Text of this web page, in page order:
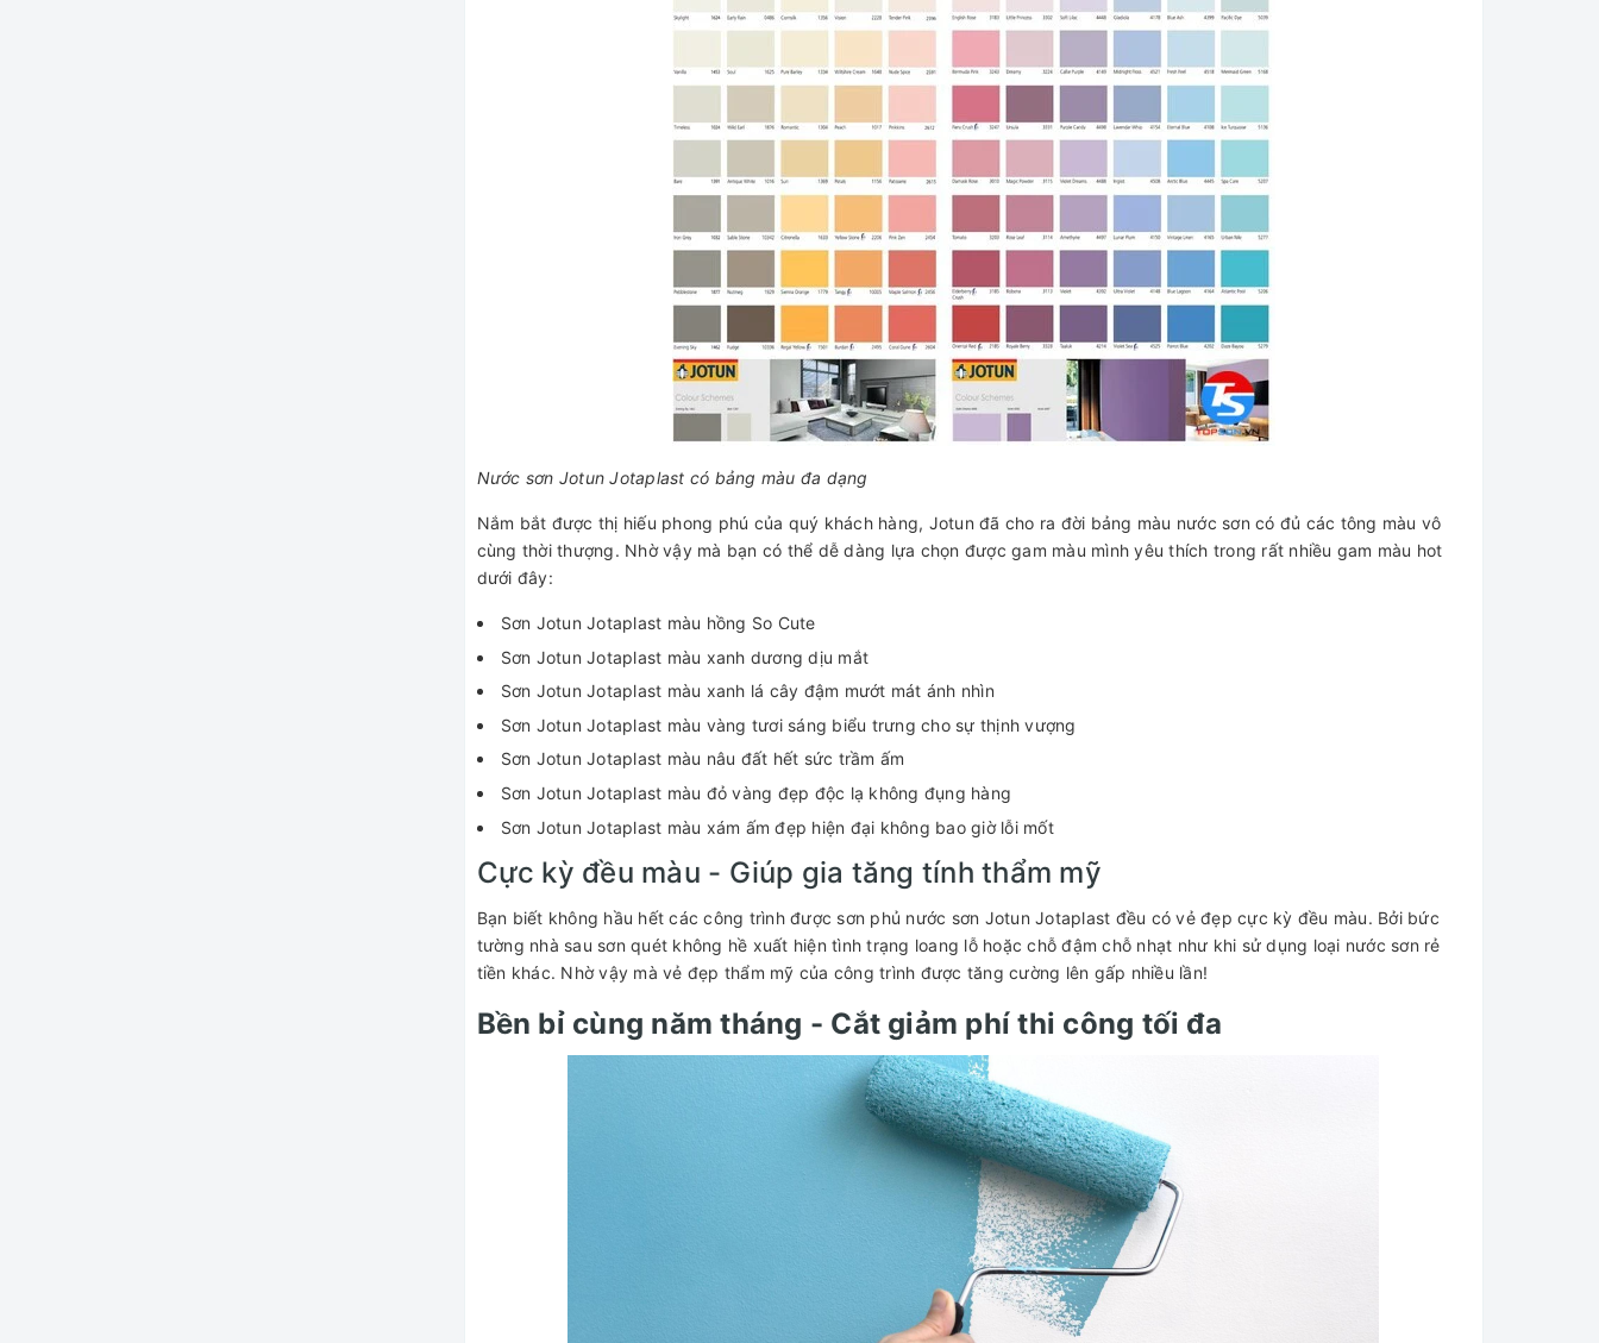
Nước sơn Jotun Jotaplast có bảng màu đa dạng
Nắm bắt được thị hiếu phong phú của quý khách hàng, Jotun đã cho ra đời bảng màu nước sơn có đủ các tông màu vô
cùng thời thượng. Nhờ vậy mà bạn có thể dễ dàng lựa chọn được gam màu mình yêu thích trong rất nhiều gam màu hot
dưới đây:
Sơn Jotun Jotaplast màu hồng So Cute
Sơn Jotun Jotaplast màu xanh dương dịu mắt
Sơn Jotun Jotaplast màu xanh lá cây đậm mướt mát ánh nhìn
Sơn Jotun Jotaplast màu vàng tươi sáng biểu trưng cho sự thịnh vượng
Sơn Jotun Jotaplast màu nâu đất hết sức trầm ấm
Sơn Jotun Jotaplast màu đỏ vàng đẹp độc lạ không đụng hàng
Sơn Jotun Jotaplast màu xám ấm đẹp hiện đại không bao giờ lỗi mốt
Cực kỳ đều màu - Giúp gia tăng tính thẩm mỹ
Bạn biết không hầu hết các công trình được sơn phủ nước sơn Jotun Jotaplast đều có vẻ đẹp cực kỳ đều màu. Bởi bức
tường nhà sau sơn quét không hề xuất hiện tình trạng loang lỗ hoặc chỗ đậm chỗ nhạt như khi sử dụng loại nước sơn rẻ
tiền khác. Nhờ vậy mà vẻ đẹp thẩm mỹ của công trình được tăng cường lên gấp nhiều lần!
Bền bỉ cùng năm tháng - Cắt giảm phí thi công tối đa